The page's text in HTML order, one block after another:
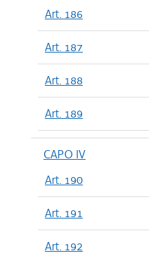
Art. 186
Art. 187
Art. 188
Art. 189
CAPO IV
Art. 190
Art. 191
Art. 192